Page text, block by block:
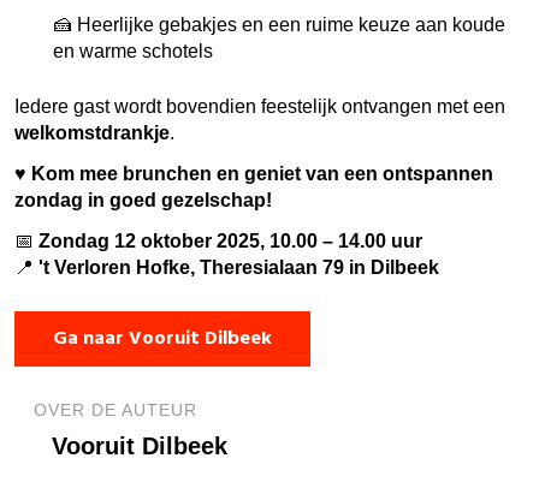
🍰 Heerlijke gebakjes en een ruime keuze aan koude
en warme schotels
Iedere gast wordt bovendien feestelijk ontvangen met een
welkomstdrankje.
♥️ Kom mee brunchen en geniet van een ontspannen
zondag in goed gezelschap!
📅 Zondag 12 oktober 2025, 10.00 – 14.00 uur
📍 't Verloren Hofke, Theresialaan 79 in Dilbeek
Ga naar Vooruit Dilbeek
OVER DE AUTEUR
Vooruit Dilbeek